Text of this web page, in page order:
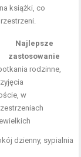
książki, co
Najlepsze
zastosowanie
rodzinne,
w
dzienny, sypialnia